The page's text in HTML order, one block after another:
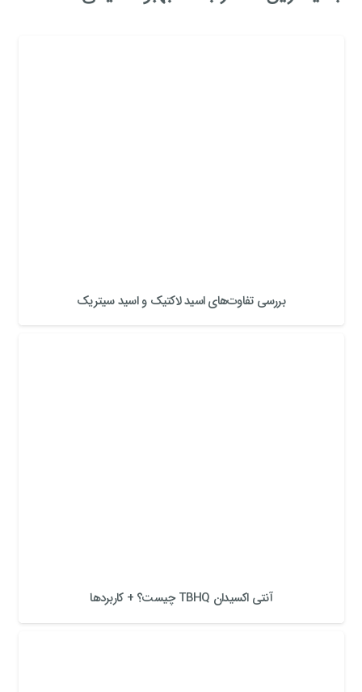
بررسی تفاوت‌های اسید لاکتیک و اسید سیتریک
آنتی اکسیدان TBHQ چیست؟ + کاربردها